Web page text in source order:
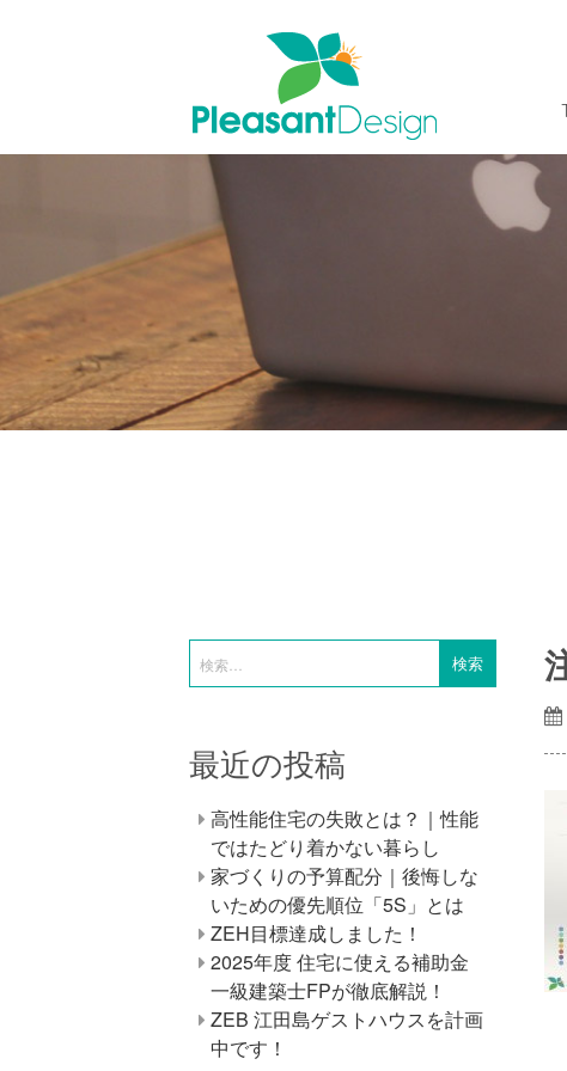
最近の投稿
高性能住宅の失敗とは？｜性能
ではたどり着かない暮らし
家づくりの予算配分｜後悔しな
いための優先順位「5S」とは
ZEH目標達成しました！
2025年度 住宅に使える補助金
一級建築士FPが徹底解説！
ZEB 江田島ゲストハウスを計画
中です！